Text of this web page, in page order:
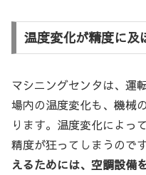
温度変化が精度に及
マシニングセンタは、運
場内の温度変化も、機械
ります。温度変化によっ
精度が狂ってしまうのです
えるためには、空調設備